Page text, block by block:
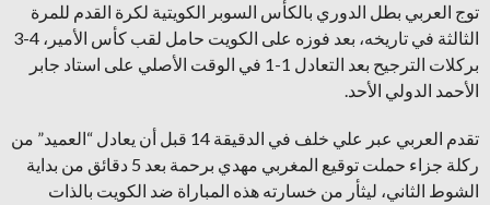
توج العربي بطل الدوري بالكأس السوبر الكويتية لكرة القدم للمرة
الثالثة في تاريخه، بعد فوزه على الكويت حامل لقب كأس الأمير، 4-3
بركلات الترجيح بعد التعادل 1-1 في الوقت الأصلي على استاد جابر
الأحمد الدولي الأحد.
تقدم العربي عبر علي خلف في الدقيقة 14 قبل أن يعادل “العميد” من
ركلة جزاء حملت توقيع المغربي مهدي برحمة بعد 5 دقائق من بداية
الشوط الثاني، ليثأر من خسارته هذه المباراة ضد الكويت بالذات